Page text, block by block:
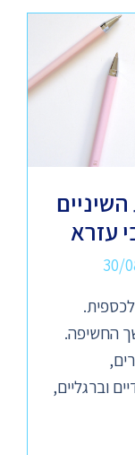
עזרא
30/
החשיפה.
וברגליים,